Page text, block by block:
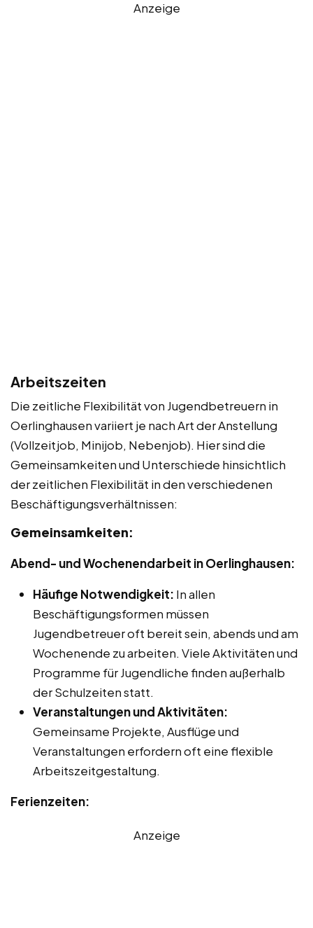
Anzeige
Arbeitszeiten
Die zeitliche Flexibilität von Jugendbetreuern in
Oerlinghausen variiert je nach Art der Anstellung
(Vollzeitjob, Minijob, Nebenjob). Hier sind die
Gemeinsamkeiten und Unterschiede hinsichtlich
der zeitlichen Flexibilität in den verschiedenen
Beschäftigungsverhältnissen:
Gemeinsamkeiten:
Abend- und Wochenendarbeit in Oerlinghausen:
Häufige Notwendigkeit: In allen
Beschäftigungsformen müssen
Jugendbetreuer oft bereit sein, abends und am
Wochenende zu arbeiten. Viele Aktivitäten und
Programme für Jugendliche finden außerhalb
der Schulzeiten statt.
Veranstaltungen und Aktivitäten:
Gemeinsame Projekte, Ausflüge und
Veranstaltungen erfordern oft eine flexible
Arbeitszeitgestaltung.
Ferienzeiten:
Anzeige